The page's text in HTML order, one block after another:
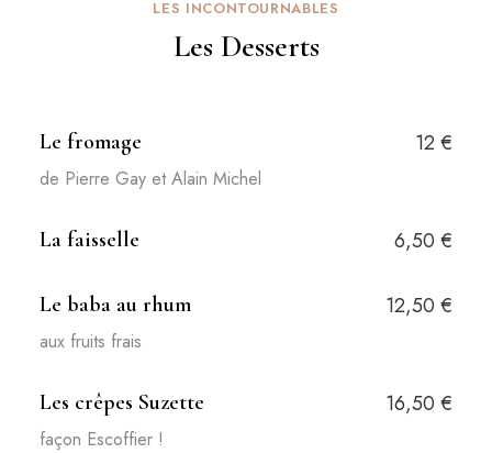
LES INCONTOURNABLES
Les Desserts
Le fromage 12 €
de Pierre Gay et Alain Michel
La faisselle 6,50 €
Le baba au rhum 12,50 €
aux fruits frais
Les crêpes Suzette 16,50 €
façon Escoffier !